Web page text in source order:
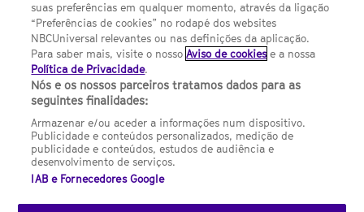
UMA DIVISÃO DA NBCUNIVERSAL
Contact us by email: contact.SYFYPortugal@ncbuni.com
NBC Universal Global Networks España S.L.U. is wholly owned
by Universal Studios International BV
NBC Universal Global Networks, S.L.U. Paseo de la Castellana,
95. Planta 10 Edificio Torre Europa 28046 Madrid B-82227893
SYFY Portugal is subject to Spanish jurisdiction and regulated
(CNMC).
suas preferências em qualquer momento, através da ligação
“Preferências de cookies” no rodapé dos websites
NBCUniversal relevantes ou nas definições da aplicação.
Para saber mais, visite o nossoAviso de cookies e a nossa
Política de Privacidade.
Nós e os nossos parceiros tratamos dados para as
seguintes finalidades:
Armazenar e/ou aceder a informações num dispositivo.
Publicidade e conteúdos personalizados, medição de
publicidade e conteúdos, estudos de audiência e
desenvolvimento de serviços.
IAB e Fornecedores Google